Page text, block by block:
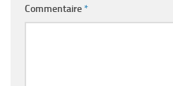
Commentaire*